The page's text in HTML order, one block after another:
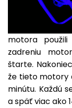
Fukáre a
vysávače
na lístie
Záhradné
vozíky
Odpudzovače
Rezačky
na
betón
Meracie
prístroje
Prilby
Doplnky
motora
zadreniu
štarte.
že tieto motory
minútu. Každú
a späť viac ako